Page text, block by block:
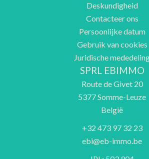
Deskundigheid
Contacteer ons
Persoonlijke datum
Gebruik van cookies
Juridische
SPRL EBIMMO
Route de Givet 20
5377Somme-Leuze
België
+32 473 97 32 23
ebi@eb-immo.be